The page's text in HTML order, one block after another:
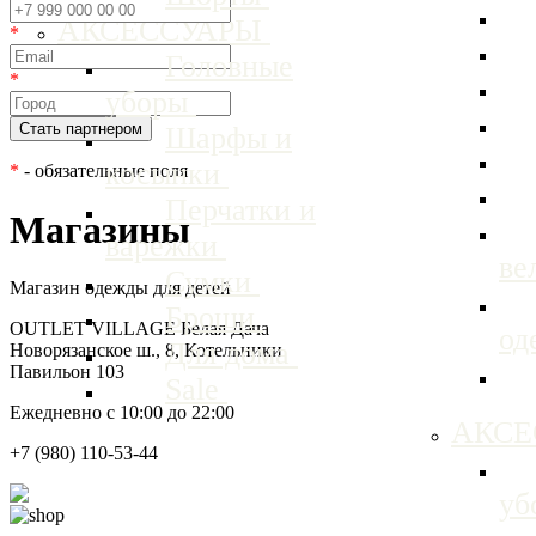
АКСЕССУАРЫ
Головные
уборы
косынки
варежки
Сумки
Броши
Для дома
*
*
* - обязательные поля
Магазины
Магазин одежды для детей
OUTLET VILLAGE Белая Дача
Новорязанское ш., 8, Котельники
Павильон 103
Ежедневно с 10:00 до 22:00
+7 (980) 110-53-44